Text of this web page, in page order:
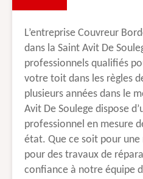
L’entreprise Couvreur
dans la Saint Avit De
professionnels qualifiés
votre toit dans les règles
plusieurs années dans le
Avit De Soulege dispose
professionnel en mesure
état. Que ce soit pour
pour des travaux de
confiance à notre équipe